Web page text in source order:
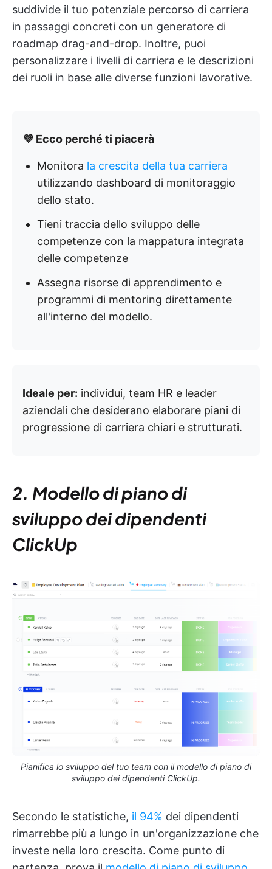
suddivide il tuo potenziale percorso di carriera
in passaggi concreti con un generatore di
roadmap drag-and-drop. Inoltre, puoi
personalizzare i livelli di carriera e le descrizioni
dei ruoli in base alle diverse funzioni lavorative.
💜 Ecco perché ti piacerà
Monitora la crescita della tua carriera
utilizzando dashboard di monitoraggio
dello stato.
Tieni traccia dello sviluppo delle
competenze con la mappatura integrata
delle competenze
Assegna risorse di apprendimento e
programmi di mentoring direttamente
all'interno del modello.
Ideale per: individui, team HR e leader
aziendali che desiderano elaborare piani di
progressione di carriera chiari e strutturati.
2. Modello di piano di
sviluppo dei dipendenti
ClickUp
Pianifica lo sviluppo del tuo team con il modello di piano di
sviluppo dei dipendenti ClickUp.
Secondo le statistiche, il 94% dei dipendenti
rimarrebbe più a lungo in un'organizzazione che
investe nella loro crescita. Come punto di